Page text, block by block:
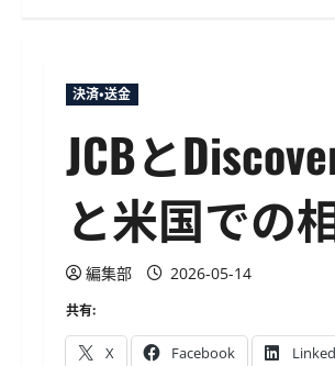
決済・送金
JCBと
と米国での
編集部 2026-05-14
共有:
X Facebook